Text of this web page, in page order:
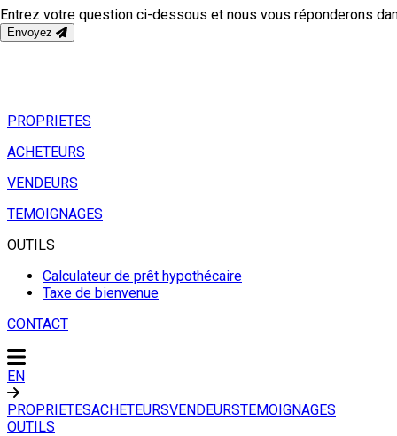
PROPRIETES
ACHETEURS
VENDEURS
TEMOIGNAGES
OUTILS
Calculateur de prêt hypothécaire
Taxe de bienvenue
CONTACT
EN
PROPRIETESACHETEURSVENDEURSTEMOIGNAGES
OUTILS
Entrez votre question ci-dessous et nous vous réponderons
Envoyez